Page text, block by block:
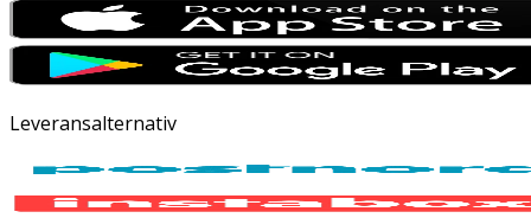
Leveransalternativ